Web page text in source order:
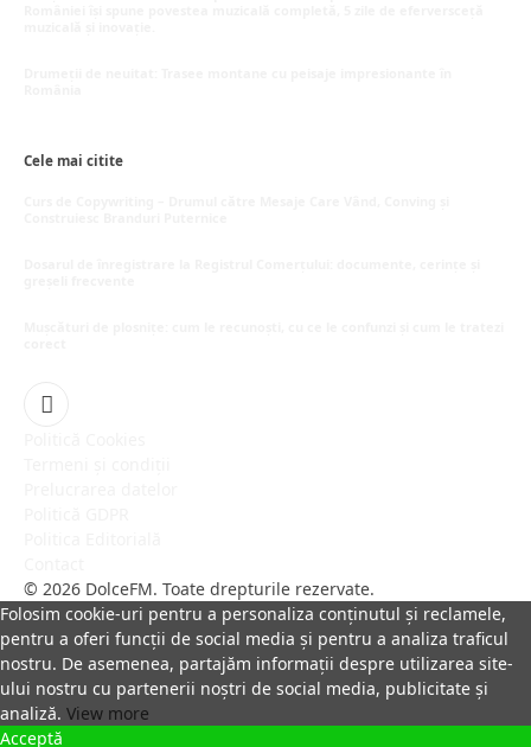
Cele mai citite
Facebook
© 2026 DolceFM. Toate drepturile rezervate.
Folosim cookie-uri pentru a personaliza conținutul și reclamele,
pentru a oferi funcții de social media și pentru a analiza traficul
nostru. De asemenea, partajăm informații despre utilizarea site-
ului nostru cu partenerii noștri de social media, publicitate și
analiză. View more
Acceptă